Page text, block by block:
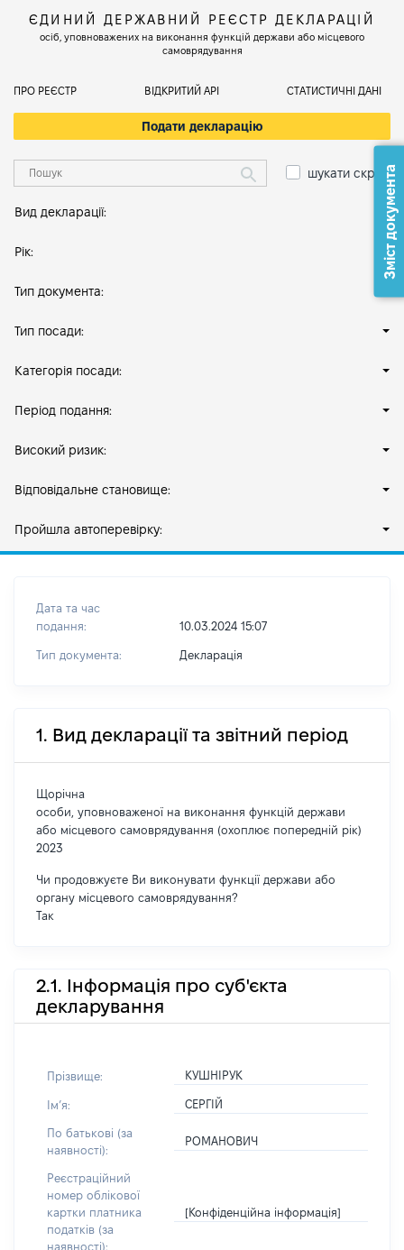
ЄДИНИЙ ДЕРЖАВНИЙ РЕЄСТР ДЕКЛАРАЦІЙ
осіб, уповноважених на виконання функцій держави або місцевого
самоврядування
ПРО РЕЄСТР ВІДКРИТИЙ АРІ СТАТИСТИЧНІ ДАНІ
Подати декларацію
шукати скрізь
Вид декларації:
Рік:
Тип документа:
Тип посади:
Категорія посади:
Період подання:
Високий ризик:
Відповідальне становище:
Пройшла автоперевірку:
Дата та час
подання:
10.03.2024 15:07
Тип документа: Декларація
1. Вид декларації та звітний період
Щорічна
особи, уповноваженої на виконання функцій держави
або місцевого самоврядування (охоплює попередній рік)
2023
Чи продовжуєте Ви виконувати функції держави або
органу місцевого самоврядування?
Так
2.1. Інформація про суб'єкта
декларування
Прізвище: КУШНІРУК
Імʼя: СЕРГІЙ
По батькові (за
наявності):
РОМАНОВИЧ
Реєстраційний
номер облікової
картки платника
податків (за
наявності):
[Конфіденційна інформація]
Зміст документа